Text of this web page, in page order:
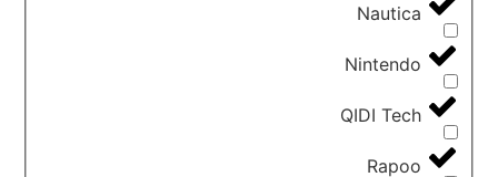
Nautica
Nintendo
QIDI Tech
Rapoo